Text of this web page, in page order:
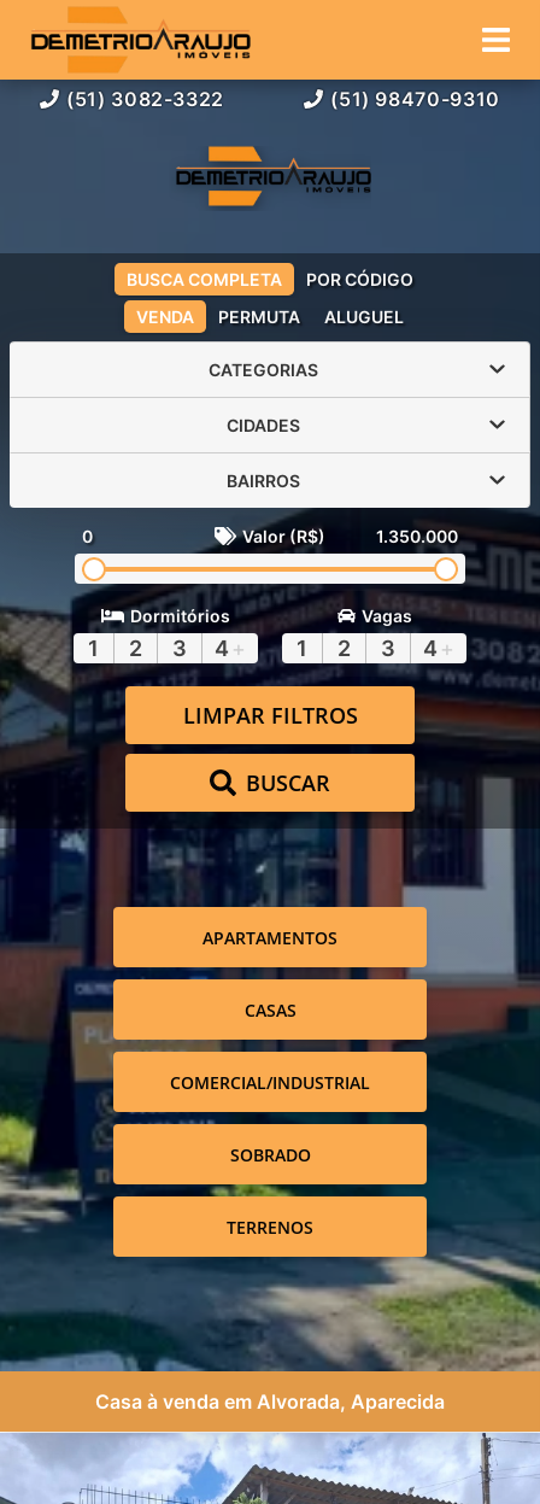
(51) 3082-3322 (51) 98470-9310
VENDA PERMUTA ALUGUEL
BUSCA COMPLETA POR CÓDIGO
CATEGORIAS
CIDADES
BAIRROS
0 Valor (R$) 1.350.000
Dormitórios
1 2 3 4 +
Vagas
1 2 3 4 +
LIMPAR FILTROS
BUSCAR
APARTAMENTOS
CASAS
COMERCIAL/INDUSTRIAL
SOBRADO
TERRENOS
Casa à venda em Alvorada, Aparecida